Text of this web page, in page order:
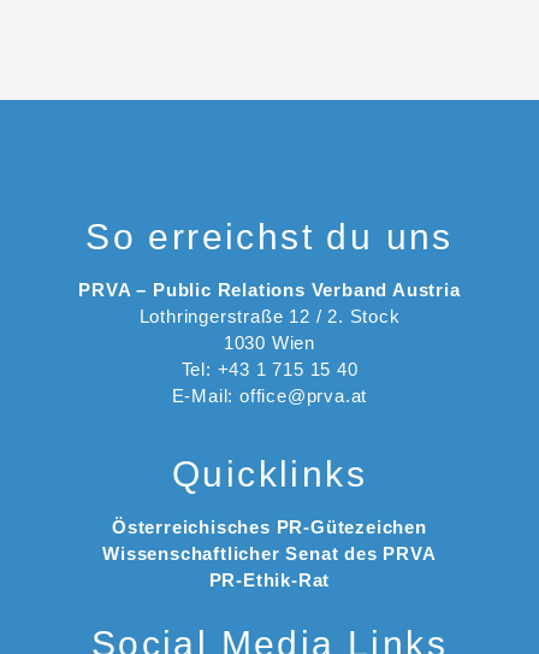
So erreichst du uns
PRVA – Public Relations Verband Austria
Lothringerstraße 12 / 2. Stock
1030 Wien
Tel: +43 1 715 15 40
E-Mail: office@prva.at
Quicklinks
Österreichisches PR-Gütezeichen
Wissenschaftlicher Senat des PRVA
PR-Ethik-Rat
Social Media Links